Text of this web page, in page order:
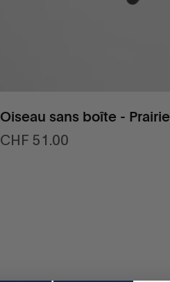
Oiseau sans boîte - Prairie
Prix de vente
CHF 51.00